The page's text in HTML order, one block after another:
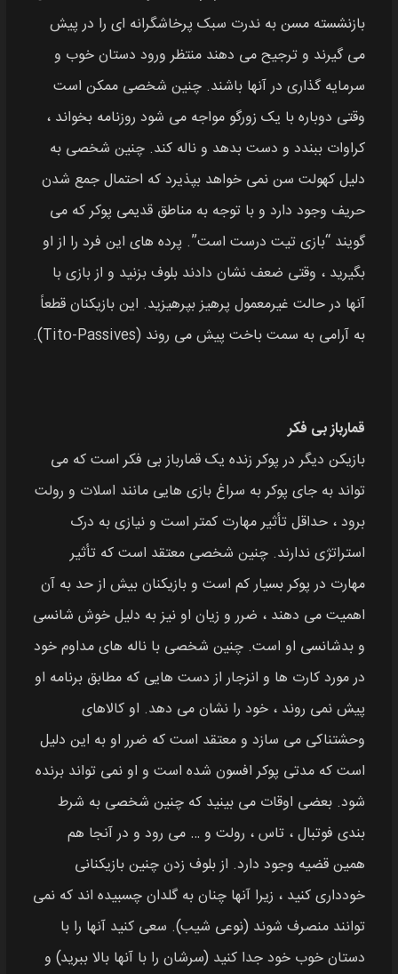
بازنشسته مسن به ندرت سبک پرخاشگرانه ای را در پیش
می گیرند و ترجیح می دهند منتظر ورود دستان خوب و
سرمایه گذاری در آنها باشند. چنین شخصی ممکن است
وقتی دوباره با یک زورگو مواجه می شود روزنامه بخواند ،
کراوات ببندد و دست بدهد و ناله کند. چنین شخصی به
دلیل کهولت سن نمی خواهد بپذیرد که احتمال جمع شدن
حریف وجود دارد و با توجه به مناطق قدیمی پوکر که می
گویند “بازی تیت درست است”. پرده های این فرد را از او
بگیرید ، وقتی ضعف نشان دادند بلوف بزنید و از بازی با
آنها در حالت غیرمعمول پرهیز بپرهیزید. این بازیکنان قطعاً
به آرامی به سمت باخت پیش می روند (Tito-Passives).
قمارباز بی فکر
بازیکن دیگر در پوکر زنده یک قمارباز بی فکر است که می
تواند به جای پوکر به سراغ بازی هایی مانند اسلات و رولت
برود ، حداقل تأثیر مهارت کمتر است و نیازی به درک
استراتژی ندارند. چنین شخصی معتقد است که تأثیر
مهارت در پوکر بسیار کم است و بازیکنان بیش از حد به آن
اهمیت می دهند ، ضرر و زیان او نیز به دلیل خوش شانسی
و بدشانسی او است. چنین شخصی با ناله های مداوم خود
در مورد کارت ها و انزجار از دست هایی که مطابق برنامه او
پیش نمی روند ، خود را نشان می دهد. او کالاهای
وحشتناکی می سازد و معتقد است که ضرر او به این دلیل
است که مدتی پوکر افسون شده است و او نمی تواند برنده
شود. بعضی اوقات می بینید که چنین شخصی به شرط
بندی فوتبال ، تاس ، رولت و … می رود و در آنجا هم
همین قضیه وجود دارد. از بلوف زدن چنین بازیکنانی
خودداری کنید ، زیرا آنها چنان به گلدان چسبیده اند که نمی
توانند منصرف شوند (نوعی شیب). سعی کنید آنها را با
دستان خوب خود جدا کنید (سرشان را با آنها بالا ببرید) و